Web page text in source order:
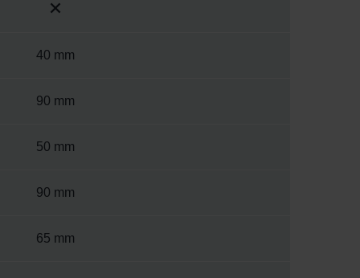
40 mm
90 mm
50 mm
90 mm
65 mm